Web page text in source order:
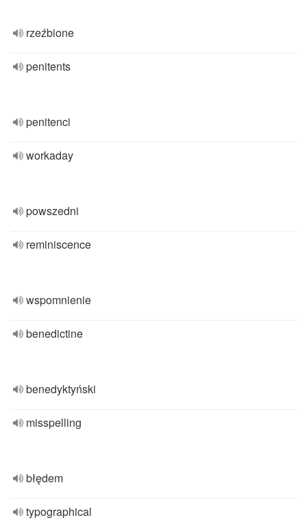
rzeźbione
penitents
penitenci
workaday
powszedni
reminiscence
wspomnienie
benedictine
benedyktyński
misspelling
błędem
typographical